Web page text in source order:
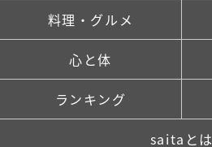
料理・グルメ
心と体
ランキング
saitaとは